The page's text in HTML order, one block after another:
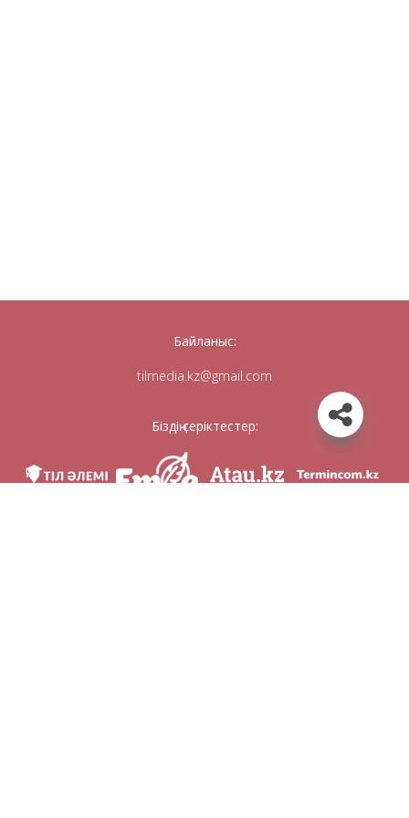
Байланыс:
tilmedia.kz@gmail.com
Біздің серіктестер: